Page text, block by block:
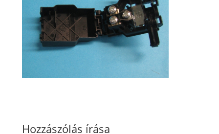
Hozzászólás írása